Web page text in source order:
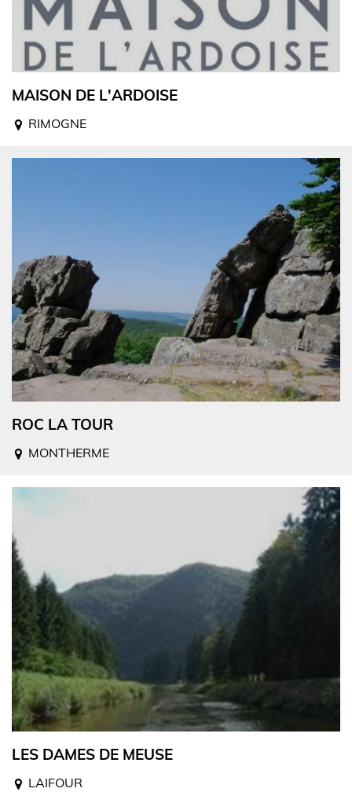
MAISON DE L'ARDOISE
RIMOGNE
ROC LA TOUR
MONTHERME
LES DAMES DE MEUSE
LAIFOUR